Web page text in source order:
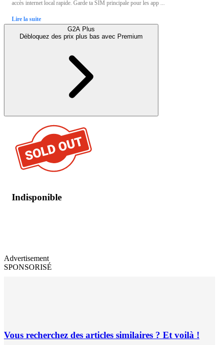
accès internet local rapide. Garde ta SIM principale pour les app ...
Lire la suite
G2A Plus
Débloquez des prix plus bas avec Premium
Indisponible
Advertisement
SPONSORISÉ
Vous recherchez des articles similaires ? Et voilà !